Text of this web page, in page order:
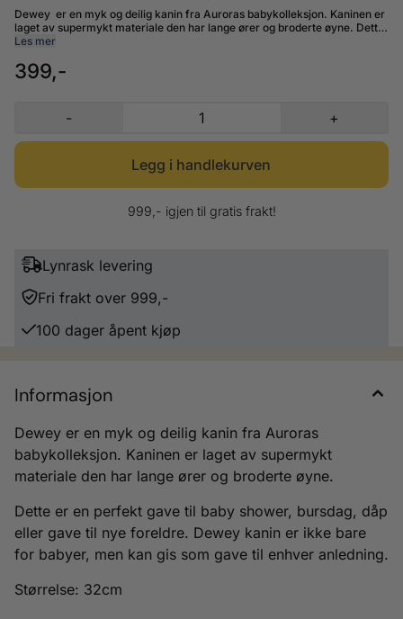
Dewey er en myk og deilig kanin fra Auroras babykolleksjon. Kaninen er
laget av supermykt materiale den har lange ører og broderte øyne. Dette
er en perfekt gave til baby shower, bursdag, dåp eller gave til nye
Les mer
399,-
- +
999,- igjen til gratis frakt!
Lynrask levering
Fri frakt over 999,-
100 dager åpent kjøp
Informasjon
Dewey er en myk og deilig kanin fra Auroras
babykolleksjon. Kaninen er laget av supermykt
materiale den har lange ører og broderte øyne.
Dette er en perfekt gave til baby shower, bursdag, dåp
eller gave til nye foreldre. Dewey kanin er ikke bare
for babyer, men kan gis som gave til enhver anledning.
Størrelse: 32cm